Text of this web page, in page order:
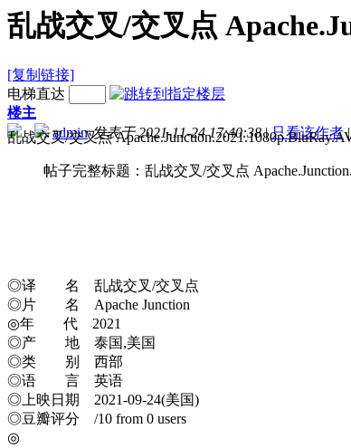
乱战交叉/交叉点
[复制链接]
电梯直达
楼主
admin 发表于 2021-11-24 17:40:38 | 只看该作者 |
乱战交叉/交叉点
帖子完整标题：乱战交叉/交叉点
◎译 名 乱战交叉/交叉点
◎片 名 Apache Junction
◎年 代 2021
◎产 地 泰国,美国
◎类 别 西部
◎语 言 英语
◎上映日期 2021-09-24(美国)
◎豆瓣评分 /10 from 0 users
◎